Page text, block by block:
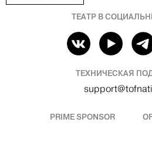
ТЕАТР В
ТЕХНИЧЕСКАЯ
PRIME SPONSOR